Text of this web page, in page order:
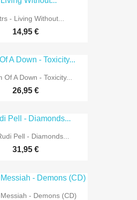
- Living Without...
14,95 €
Of A Down - Toxicity...
26,95 €
Pell - Diamonds...
31,95 €
- Demons (CD)